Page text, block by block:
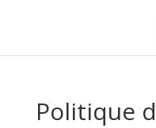
Politique